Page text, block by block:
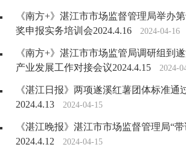
《南方+》湛江市市场监督管理局举办
奖申报实务培训会2024.4.16
2024-04-16
《南方+》湛江市市场监管局调研组到
产业发展工作对接会议2024.4.15
2024-
《湛江日报》两项遂溪红薯团体标准通
2024.4.13
2024-04-15
《湛江晚报》湛江市市场监督管理局“
2024.4.12
2024-04-15